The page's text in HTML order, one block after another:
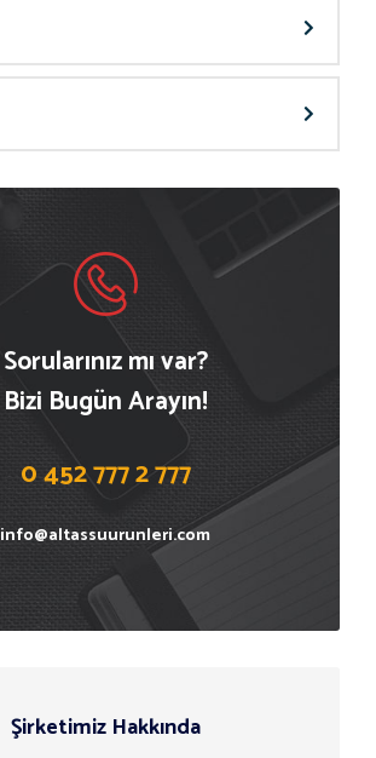
Sorularınız mı var?
Bizi Bugün Arayın!
0 452 777 2 777
info@altassuurunleri.com
Şirketimiz Hakkında